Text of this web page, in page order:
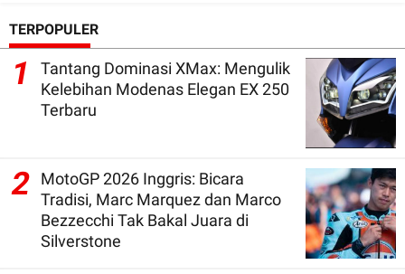
TERPOPULER
1
Tantang Dominasi XMax: Mengulik
Kelebihan Modenas Elegan EX 250
Terbaru
2
MotoGP 2026 Inggris: Bicara
Tradisi, Marc Marquez dan Marco
Bezzecchi Tak Bakal Juara di
Silverstone